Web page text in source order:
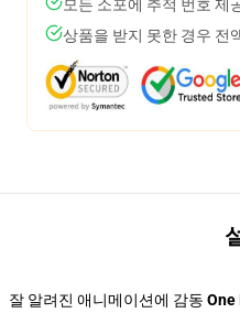
모든 소포에 추적 번호 제
상품을 받지 못한 경우 전
잘 알려진 애니메이션에 감동 One